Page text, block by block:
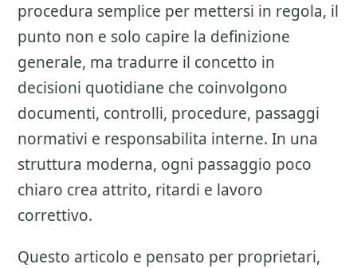
procedura semplice per mettersi in regola, il
punto non e solo capire la definizione
generale, ma tradurre il concetto in
decisioni quotidiane che coinvolgono
documenti, controlli, procedure, passaggi
normativi e responsabilita interne. In una
struttura moderna, ogni passaggio poco
chiaro crea attrito, ritardi e lavoro
correttivo.
Questo articolo e pensato per proprietari,